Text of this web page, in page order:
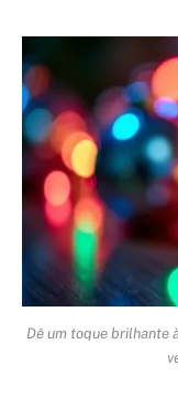
Dê um toque brilhante